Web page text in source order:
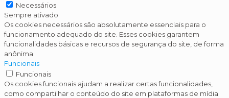
Necessários
Sempre ativado
Os cookies necessários são absolutamente essenciais para o
funcionamento adequado do site. Esses cookies garantem
funcionalidades básicas e recursos de segurança do site, de forma
anônima.
Funcionais
Funcionais
Os cookies funcionais ajudam a realizar certas funcionalidades,
como compartilhar o conteúdo do site em plataformas de mídia